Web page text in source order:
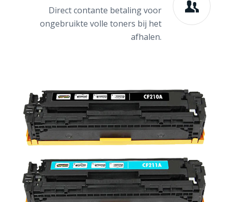
Direct contante betaling voor
ongebruikte volle toners bij het
afhalen.